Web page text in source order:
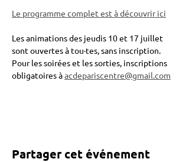
Le programme complet est à découvrir ici
Les animations des jeudis 10 et 17 juillet
sont ouvertes à tou·tes, sans inscription.
Pour les soirées et les sorties, inscriptions
obligatoires à acdepariscentre@gmail.com
Partager cet événement